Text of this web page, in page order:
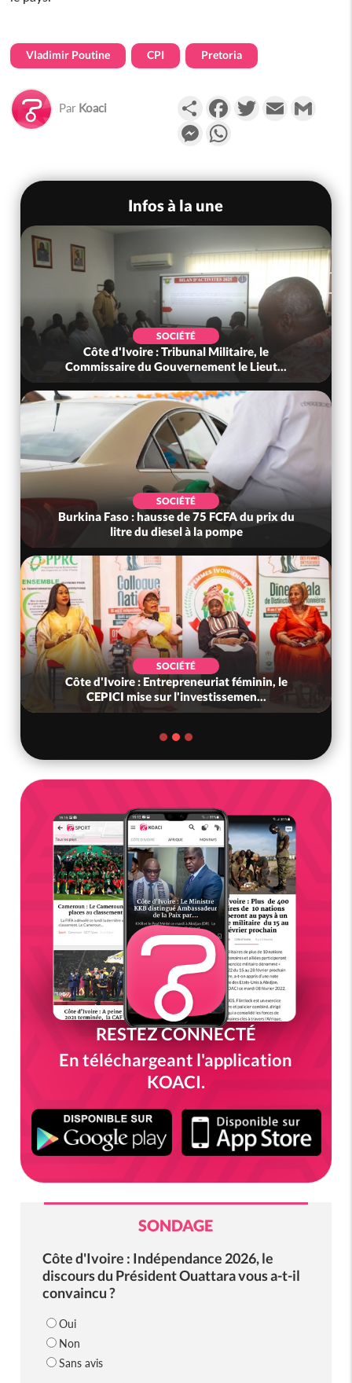
Vladimir Poutine CPI Pretoria
Par Koaci PartagerFacebookTwitterEmail
Messenger
Infos à la une
SOCIÉTÉ
Côte d'Ivoire : Tribunal Militaire, le
Commissaire du Gouvernement le Lieut...
SOCIÉTÉ
Burkina Faso : hausse de 75 FCFA du prix du
litre du diesel à la pompe
SOCIÉTÉ
Côte d'Ivoire : Entrepreneuriat féminin, le
CEPICI mise sur l'investissemen...
RESTEZ CONNECTÉ
En téléchargeant l'application
KOACI.
SONDAGE
Côte d'Ivoire : Indépendance 2026, le
discours du Président Ouattara vous a-t-il
convaincu ?
Oui
Non
Sans avis